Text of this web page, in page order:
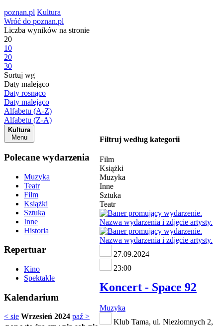
poznan.pl Kultura
Wróć do poznan.pl
Liczba wyników na stronie
20
10
20
30
Sortuj wg
Daty malejąco
Daty rosnąco
Daty malejąco
Alfabetu (A-Z)
Alfabetu (Z-A)
Kultura
Menu
Polecane wydarzenia
Muzyka
Teatr
Film
Książki
Sztuka
Inne
Historia
Repertuar
Kino
Spektakle
Kalendarium
< sie Wrzesień 2024 paź >
Filtruj według kategorii
Film
Książki
Muzyka
Inne
Sztuka
Teatr
27.09.2024
23:00
Koncert - Space 92
Muzyka
Klub Tama, ul. Niezłomnych 2,